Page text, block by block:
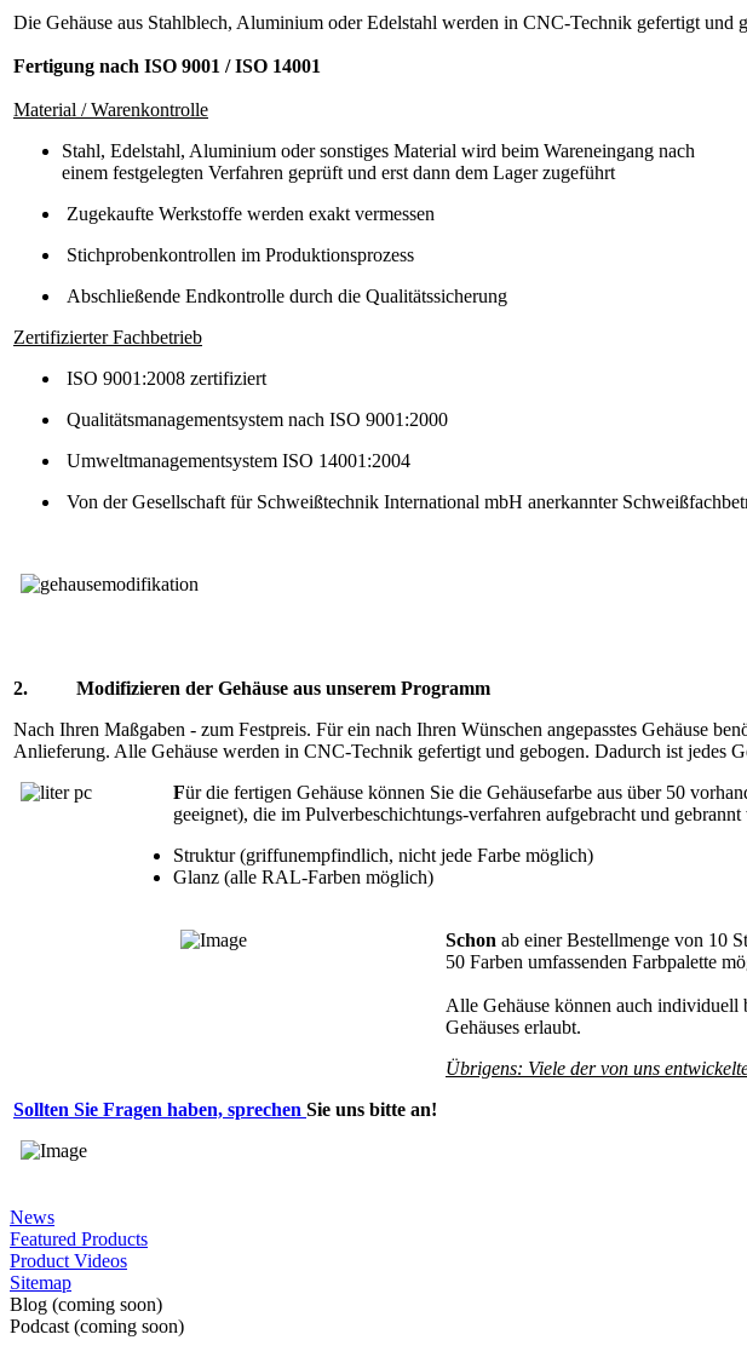
Die Gehäuse aus Stahlblech, Aluminium oder Edelstahl werden in CNC-Technik gefertigt und
Fertigung nach ISO 9001 / ISO 14001
Material / Warenkontrolle
Stahl, Edelstahl, Aluminium oder sonstiges Material wird beim Wareneingang nach
einem festgelegten Verfahren geprüft und erst dann dem Lager zugeführt
Zugekaufte Werkstoffe werden exakt vermessen
Stichprobenkontrollen im Produktionsprozess
Abschließende Endkontrolle durch die Qualitätssicherung
Zertifizierter Fachbetrieb
ISO 9001:2008 zertifiziert
Qualitätsmanagementsystem nach ISO 9001:2000
Umweltmanagementsystem ISO 14001:2004
Von der Gesellschaft für Schweißtechnik International mbH anerkannter
2. Modifizieren der Gehäuse aus unserem Programm
Nach Ihren Maßgaben - zum Festpreis. Für ein nach Ihren Wünschen angepasstes Gehäuse
Anlieferung. Alle Gehäuse werden in CNC-Technik gefertigt und gebogen. Dadurch ist jedes
Für die fertigen Gehäuse können Sie die Gehäusefarbe aus über 50
geeignet), die im Pulverbeschichtungs-verfahren aufgebracht und
Struktur (griffunempfindlich, nicht jede Farbe möglich)
Glanz (alle RAL-Farben möglich)
Schon ab einer Bestellmenge von 10
50 Farben umfassenden Farbpalette
Alle Gehäuse können auch individuell
Gehäuses erlaubt.
Übrigens: Viele der von uns
Sollten Sie Fragen haben, sprechen Sie uns bitte an!
News
Featured Products
Product Videos
Sitemap
Blog (coming soon)
Podcast (coming soon)